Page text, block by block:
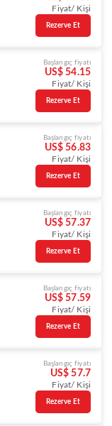
Fiyat/ Kişi
Rezerve Et
Başlangıç fiyatı
US$ 54.15
Fiyat/ Kişi
Rezerve Et
Başlangıç fiyatı
US$ 56.83
Fiyat/ Kişi
Rezerve Et
Başlangıç fiyatı
US$ 57.37
Fiyat/ Kişi
Rezerve Et
Başlangıç fiyatı
US$ 57.59
Fiyat/ Kişi
Rezerve Et
Başlangıç fiyatı
US$ 57.7
Fiyat/ Kişi
Rezerve Et